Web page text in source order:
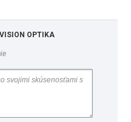
OPTIKA